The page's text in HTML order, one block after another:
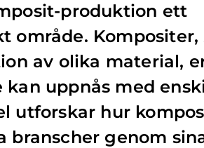
produktion ett
område. Kompositer,
av olika material,
uppnås med
utforskar hur
branscher genom